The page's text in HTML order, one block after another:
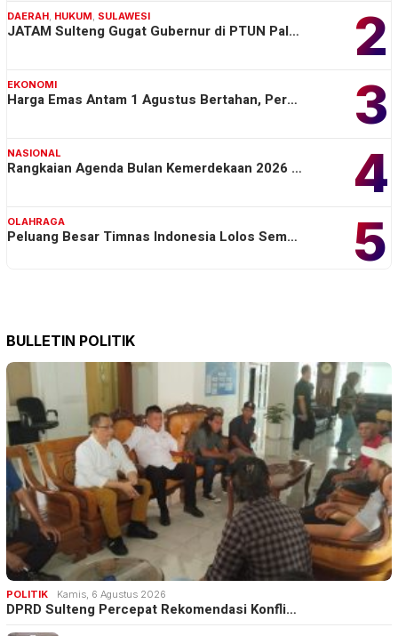
2
DAERAH, HUKUM, SULAWESI
JATAM Sulteng Gugat Gubernur di PTUN Pal…
3
EKONOMI
Harga Emas Antam 1 Agustus Bertahan, Per…
4
NASIONAL
Rangkaian Agenda Bulan Kemerdekaan 2026 …
5
OLAHRAGA
Peluang Besar Timnas Indonesia Lolos Sem…
BULLETIN POLITIK
POLITIK Kamis, 6 Agustus 2026
DPRD Sulteng Percepat Rekomendasi Konfli…